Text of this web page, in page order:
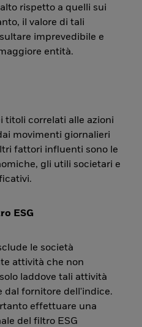
rispetto a quelli sui
il valore di tali
imprevedibile e
entità.
titoli correlati alle azioni
movimenti giornalieri
fattori influenti sono le
gli utili societari e
ESG
le società
attività che non
laddove tali attività
dal fornitore dell'indice.
effettuare una
del filtro ESG